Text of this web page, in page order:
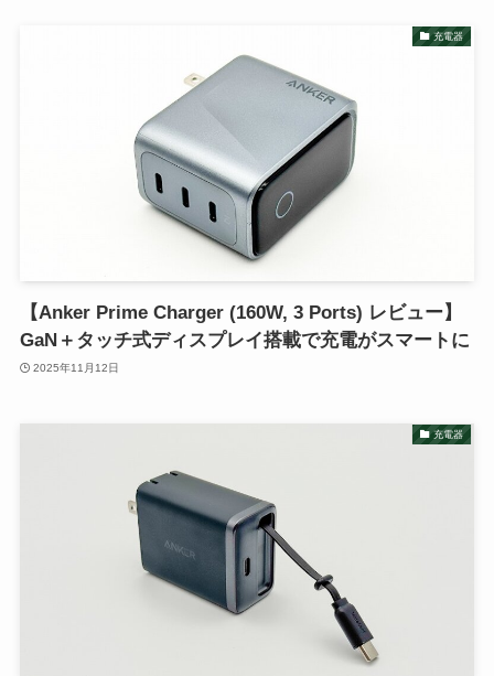
充電器
【Anker Prime Charger (160W, 3 Ports) レビュー】
GaN＋タッチ式ディスプレイ搭載で充電がスマートに
2025年11月12日
充電器